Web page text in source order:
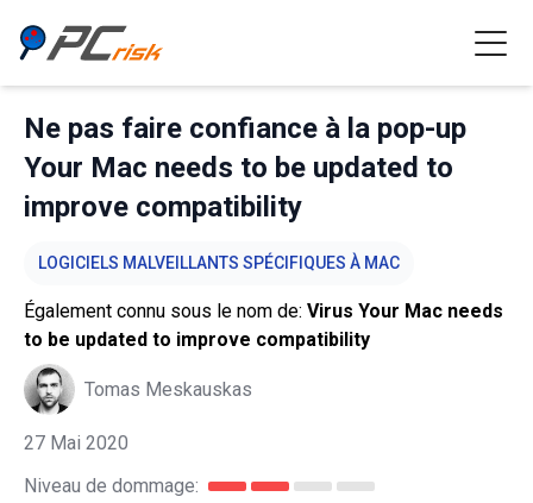
Ne pas faire confiance à la pop-up
Your Mac needs to be updated to
improve compatibility
LOGICIELS MALVEILLANTS SPÉCIFIQUES À MAC
Également connu sous le nom de: Virus Your Mac needs
to be updated to improve compatibility
Tomas Meskauskas
27 Mai 2020
Niveau de dommage: